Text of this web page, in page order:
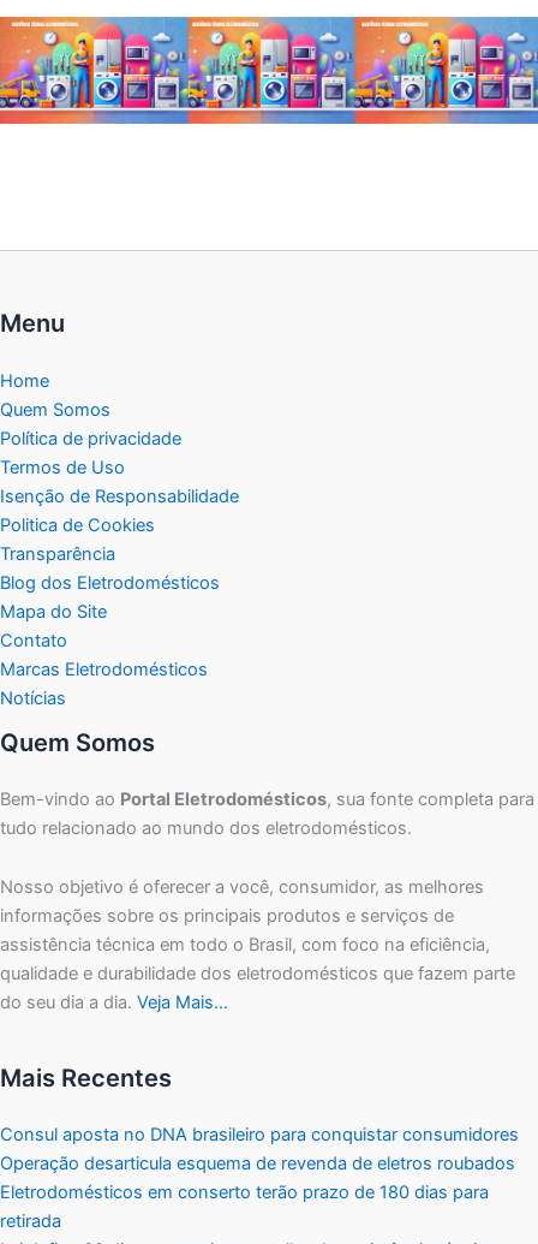
Menu
Home
Quem Somos
Política de privacidade
Termos de Uso
Isenção de Responsabilidade
Politica de Cookies
Transparência
Blog dos Eletrodomésticos
Mapa do Site
Contato
Marcas Eletrodomésticos
Notícias
Quem Somos
Bem-vindo ao Portal Eletrodomésticos, sua fonte completa para
tudo relacionado ao mundo dos eletrodomésticos.
Nosso objetivo é oferecer a você, consumidor, as melhores
informações sobre os principais produtos e serviços de
assistência técnica em todo o Brasil, com foco na eficiência,
qualidade e durabilidade dos eletrodomésticos que fazem parte
do seu dia a dia. Veja Mais…
Mais Recentes
Consul aposta no DNA brasileiro para conquistar consumidores
Operação desarticula esquema de revenda de eletros roubados
Eletrodomésticos em conserto terão prazo de 180 dias para
retirada